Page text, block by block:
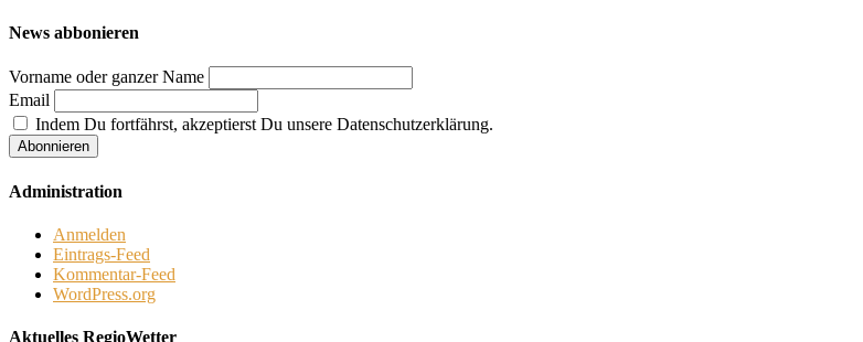
News abbonieren
Vorname oder ganzer Name
Email
Indem Du fortfährst, akzeptierst Du unsere Datenschutzerklärung.
Administration
Anmelden
Eintrags-Feed
Kommentar-Feed
WordPress.org
Aktuelles RegioWetter